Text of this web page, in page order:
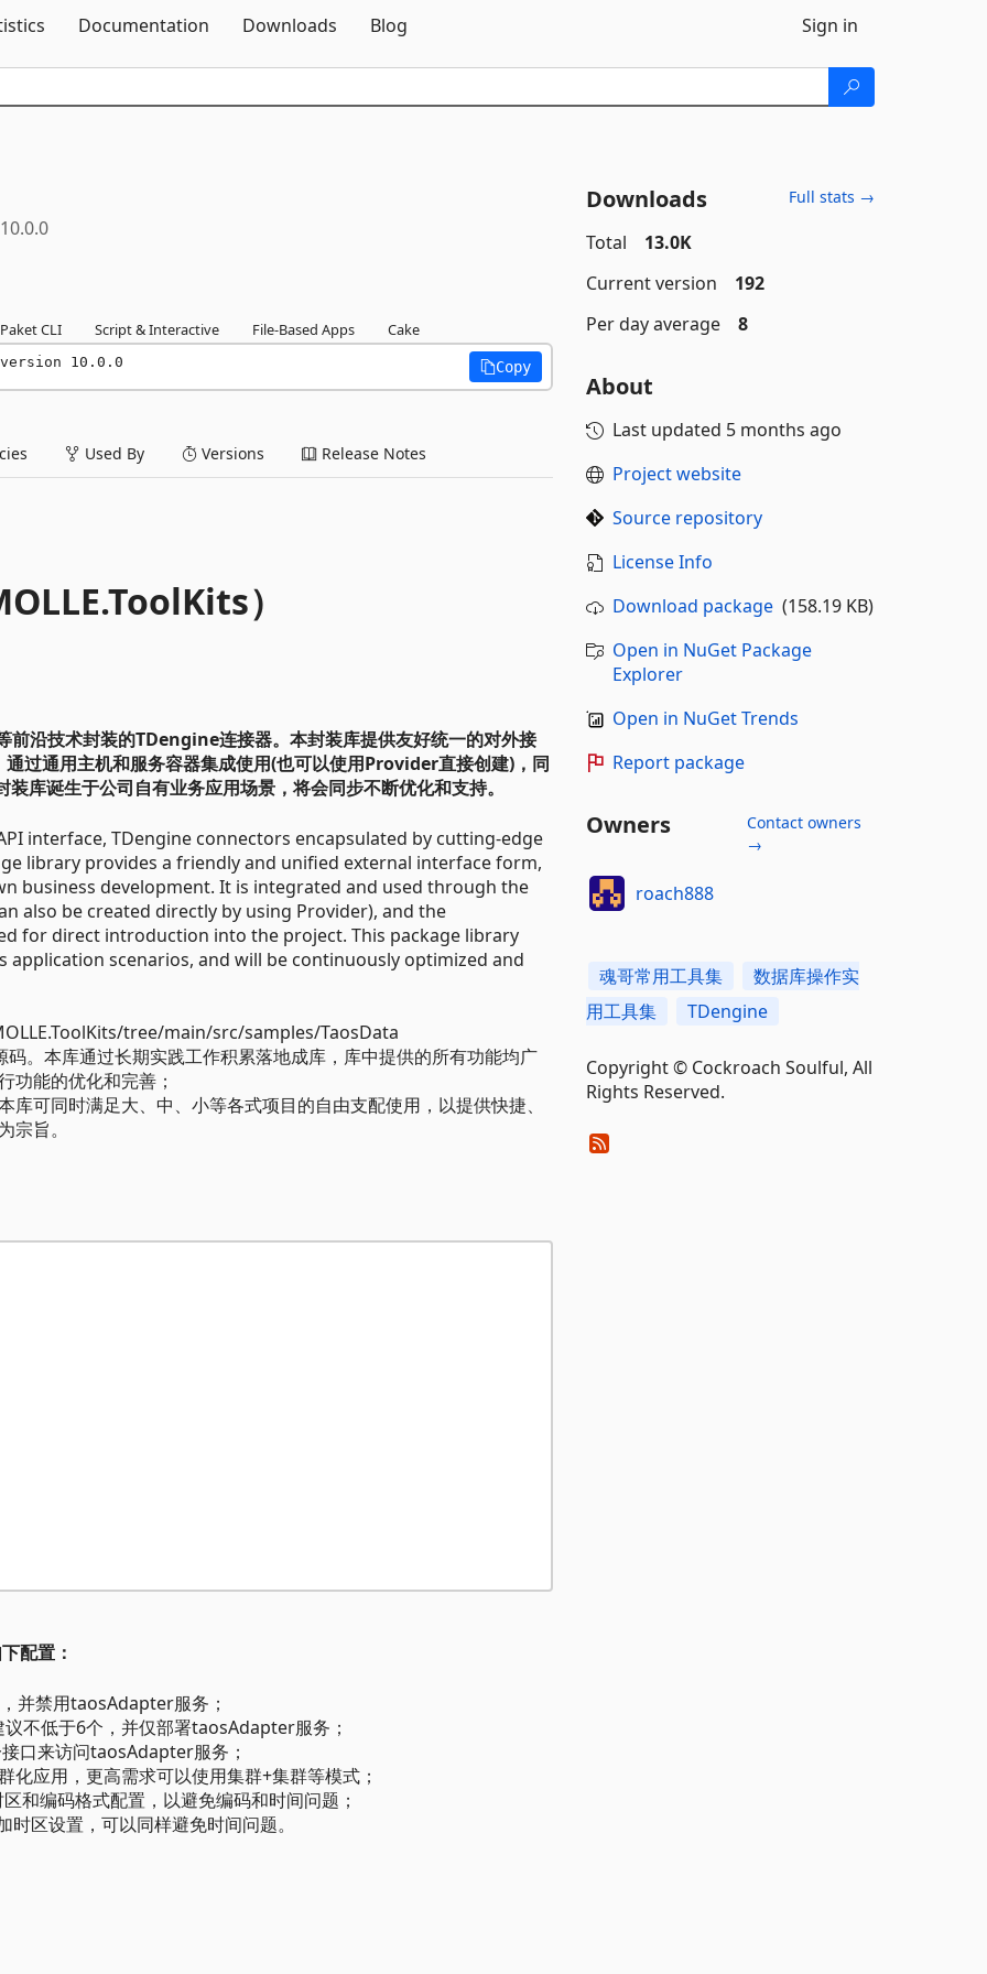
Documentation Downloads Blog Sign in
10.0.0
Paket CLI Script & Interactive File-Based Apps Cake
10.0.0 Copy
Used By Versions Release Notes
）
前沿技术封装的TDengine连接器。本封装库提供友好统一的对外接
过通用主机和服务容器集成使用(也可以使用Provider直接创建)，同
库诞生于公司自有业务应用场景，将会同步不断优化和支持。
interface, TDengine connectors encapsulated by cutting-edge
library provides a friendly and unified external interface form,
business development. It is integrated and used through the
also be created directly by using Provider), and the
for direct introduction into the project. This package library
scenarios, and will be continuously optimized and
tree/main/src/samples/TaosData
。本库通过长期实践工作积累落地成库，库中提供的所有功能均广
功能的优化和完善；
可同时满足大、中、小等各式项目的自由支配使用，以提供快捷、
旨。
配置：
并禁用taosAdapter服务；
不低于6个，并仅部署taosAdapter服务；
口来访问taosAdapter服务；
应用，更高需求可以使用集群+集群等模式；
和编码格式配置，以避免编码和时间问题；
区设置，可以同样避免时间问题。
Downloads Full stats →
Total
13.0K
Current version
192
Per day average
8
About
Last updated 5 months ago
Project website
Source repository
License Info
Download package(158.19 KB)
Open in NuGet Package
Explorer
Open in NuGet Trends
Report package
Owners
Contact owners
→
roach888
魂哥常用工具集
数据库操作实
用工具集
TDengine
Copyright © Cockroach Soulful, All
Rights Reserved.